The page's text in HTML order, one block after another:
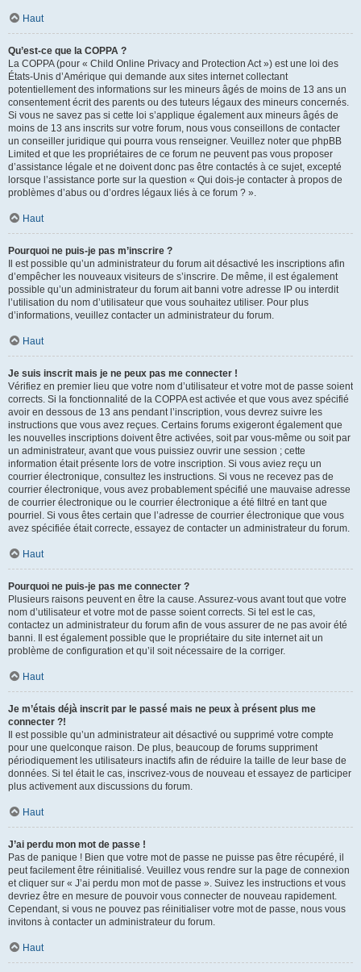
Haut
Qu’est-ce que la COPPA ?
La COPPA (pour « Child Online Privacy and Protection Act ») est une loi des
États-Unis d’Amérique qui demande aux sites internet collectant
potentiellement des informations sur les mineurs âgés de moins de 13 ans un
consentement écrit des parents ou des tuteurs légaux des mineurs concernés.
Si vous ne savez pas si cette loi s’applique également aux mineurs âgés de
moins de 13 ans inscrits sur votre forum, nous vous conseillons de contacter
un conseiller juridique qui pourra vous renseigner. Veuillez noter que phpBB
Limited et que les propriétaires de ce forum ne peuvent pas vous proposer
d’assistance légale et ne doivent donc pas être contactés à ce sujet, excepté
lorsque l’assistance porte sur la question « Qui dois-je contacter à propos de
problèmes d’abus ou d’ordres légaux liés à ce forum ? ».
Haut
Pourquoi ne puis-je pas m’inscrire ?
Il est possible qu’un administrateur du forum ait désactivé les inscriptions afin
d’empêcher les nouveaux visiteurs de s’inscrire. De même, il est également
possible qu’un administrateur du forum ait banni votre adresse IP ou interdit
l’utilisation du nom d’utilisateur que vous souhaitez utiliser. Pour plus
d’informations, veuillez contacter un administrateur du forum.
Haut
Je suis inscrit mais je ne peux pas me connecter !
Vérifiez en premier lieu que votre nom d’utilisateur et votre mot de passe soient
corrects. Si la fonctionnalité de la COPPA est activée et que vous avez spécifié
avoir en dessous de 13 ans pendant l’inscription, vous devrez suivre les
instructions que vous avez reçues. Certains forums exigeront également que
les nouvelles inscriptions doivent être activées, soit par vous-même ou soit par
un administrateur, avant que vous puissiez ouvrir une session ; cette
information était présente lors de votre inscription. Si vous aviez reçu un
courrier électronique, consultez les instructions. Si vous ne recevez pas de
courrier électronique, vous avez probablement spécifié une mauvaise adresse
de courrier électronique ou le courrier électronique a été filtré en tant que
pourriel. Si vous êtes certain que l’adresse de courrier électronique que vous
avez spécifiée était correcte, essayez de contacter un administrateur du forum.
Haut
Pourquoi ne puis-je pas me connecter ?
Plusieurs raisons peuvent en être la cause. Assurez-vous avant tout que votre
nom d’utilisateur et votre mot de passe soient corrects. Si tel est le cas,
contactez un administrateur du forum afin de vous assurer de ne pas avoir été
banni. Il est également possible que le propriétaire du site internet ait un
problème de configuration et qu’il soit nécessaire de la corriger.
Haut
Je m’étais déjà inscrit par le passé mais ne peux à présent plus me
connecter ?!
Il est possible qu’un administrateur ait désactivé ou supprimé votre compte
pour une quelconque raison. De plus, beaucoup de forums suppriment
périodiquement les utilisateurs inactifs afin de réduire la taille de leur base de
données. Si tel était le cas, inscrivez-vous de nouveau et essayez de participer
plus activement aux discussions du forum.
Haut
J’ai perdu mon mot de passe !
Pas de panique ! Bien que votre mot de passe ne puisse pas être récupéré, il
peut facilement être réinitialisé. Veuillez vous rendre sur la page de connexion
et cliquer sur « J’ai perdu mon mot de passe ». Suivez les instructions et vous
devriez être en mesure de pouvoir vous connecter de nouveau rapidement.
Cependant, si vous ne pouvez pas réinitialiser votre mot de passe, nous vous
invitons à contacter un administrateur du forum.
Haut